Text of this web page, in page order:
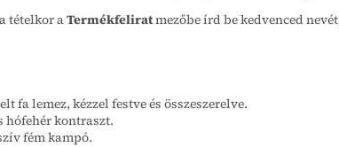
tételkor aTermékfeliratmezőbe írd be kedvenced
fa lemez, kézzel festve és összeszerelve.
hófehér kontraszt.
fém kampó.